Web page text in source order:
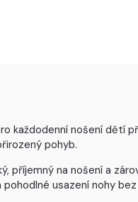
každodenní nošení
pohyb.
příjemný na nošení a
usazení nohy